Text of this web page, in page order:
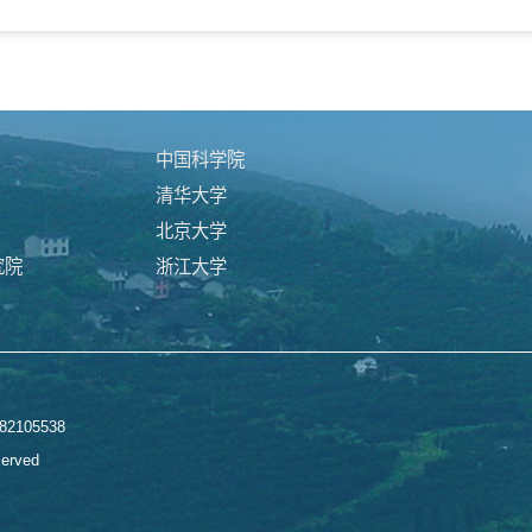
院
中国科学院
清华大学
北京大学
浙江大学